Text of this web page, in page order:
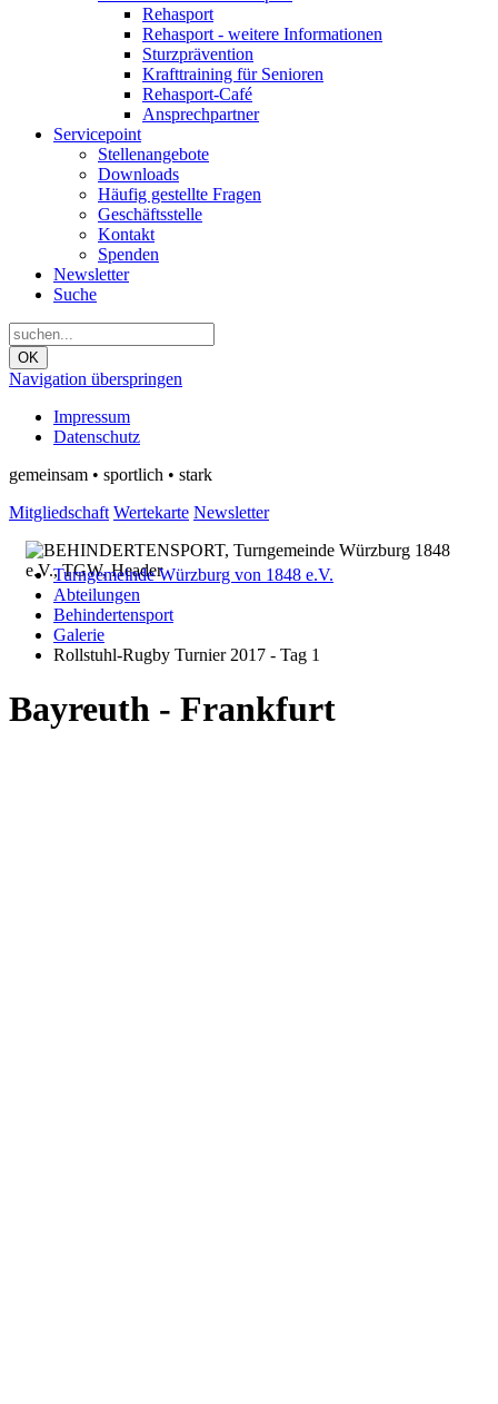
Rehasport
Rehasport - weitere Informationen
Sturzprävention
Krafttraining für Senioren
Rehasport-Café
Ansprechpartner
Servicepoint
Stellenangebote
Downloads
Häufig gestellte Fragen
Geschäftsstelle
Kontakt
Spenden
Newsletter
Suche
OK
Navigation überspringen
Impressum
Datenschutz
gemeinsam • sportlich • stark
Mitgliedschaft Wertekarte Newsletter
Turngemeinde Würzburg von 1848 e.V.
Abteilungen
Behindertensport
Galerie
Rollstuhl-Rugby Turnier 2017 - Tag 1
Bayreuth - Frankfurt